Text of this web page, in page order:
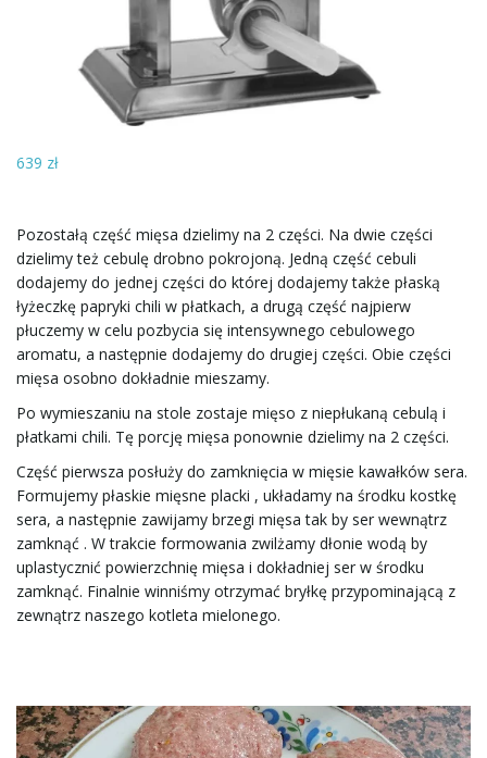
639 zł
Pozostałą część mięsa dzielimy na 2 części. Na dwie części
dzielimy też cebulę drobno pokrojoną. Jedną część cebuli
dodajemy do jednej części do której dodajemy także płaską
łyżeczkę papryki chili w płatkach, a drugą część najpierw
płuczemy w celu pozbycia się intensywnego cebulowego
aromatu, a następnie dodajemy do drugiej części. Obie części
mięsa osobno dokładnie mieszamy.
Po wymieszaniu na stole zostaje mięso z niepłukaną cebulą i
płatkami chili. Tę porcję mięsa ponownie dzielimy na 2 części.
Część pierwsza posłuży do zamknięcia w mięsie kawałków sera.
Formujemy płaskie mięsne placki , układamy na środku kostkę
sera, a następnie zawijamy brzegi mięsa tak by ser wewnątrz
zamknąć . W trakcie formowania zwilżamy dłonie wodą by
uplastycznić powierzchnię mięsa i dokładniej ser w środku
zamknąć. Finalnie winniśmy otrzymać bryłkę przypominającą z
zewnątrz naszego kotleta mielonego.